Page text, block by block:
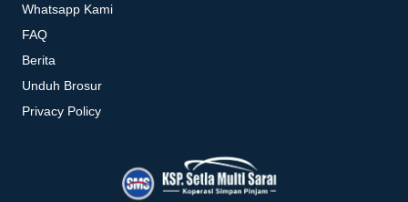
Whatsapp Kami
FAQ
Berita
Unduh Brosur
Privacy Policy